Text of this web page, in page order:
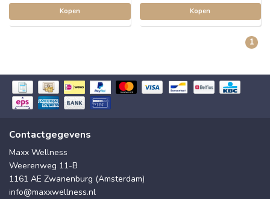
Kopen Kopen
1
Contactgegevens
Maxx Wellness
Weerenweg 11-B
1161 AE Zwanenburg (Amsterdam)
info@maxxwellness.nl